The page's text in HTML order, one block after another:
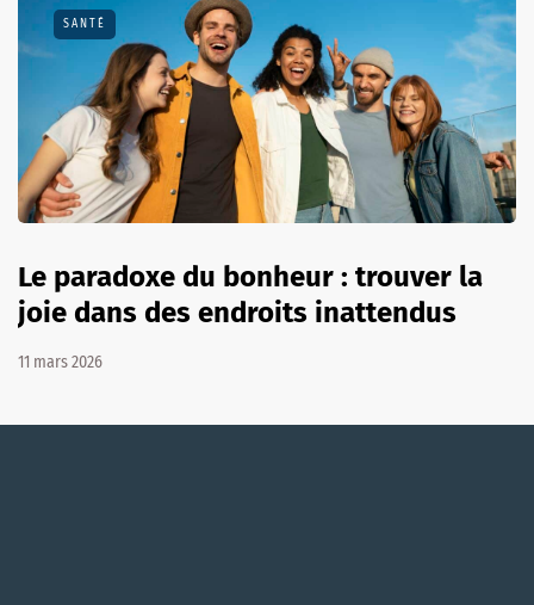
SANTÉ
Le paradoxe du bonheur : trouver la
joie dans des endroits inattendus
11 mars 2026